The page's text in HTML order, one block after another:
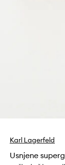
Karl Lagerfeld
Usnjene